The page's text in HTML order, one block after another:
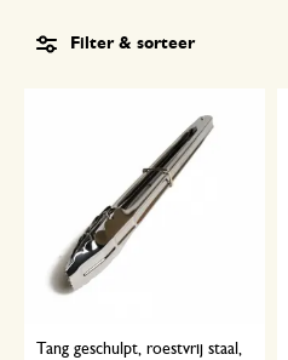
Filter & sorteer
Tang geschulpt, roestvrij staal,